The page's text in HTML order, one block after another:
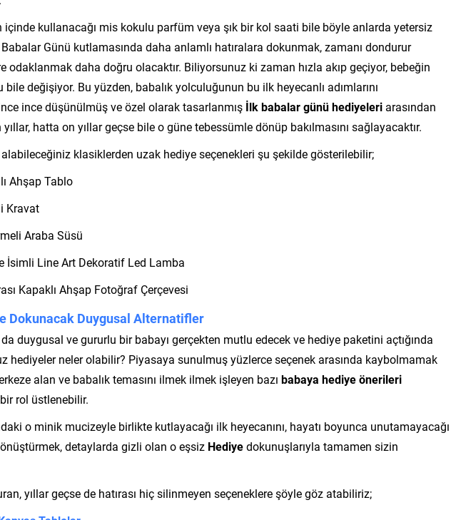
kullanacağı mis kokulu parfüm veya şık bir kol saati bile böyle anlarda yetersiz
Günü kutlamasında daha anlamlı hatıralara dokunmak, zamanı dondurur
odaklanmak daha doğru olacaktır. Biliyorsunuz ki zaman hızla akıp geçiyor, bebeğin
değişiyor. Bu yüzden, babalık yolculuğunun bu ilk heyecanlı adımlarını
ince düşünülmüş ve özel olarak tasarlanmış İlk babalar günü hediyeleri arasından
hatta on yıllar geçse bile o güne tebessümle dönüp bakılmasını sağlayacaktır.
klasiklerden uzak hediye seçenekleri şu şekilde gösterilebilir;
Ahşap Tablo
Kravat
Araba Süsü
İsimli Line Art Dekoratif Led Lamba
Kapaklı Ahşap Fotoğraf Çerçevesi
Dokunacak Duygusal Alternatifler
duygusal ve gururlu bir babayı gerçekten mutlu edecek ve hediye paketini açtığında
hediyeler neler olabilir? Piyasaya sunulmuş yüzlerce seçenek arasında kaybolmamak
alan ve babalık temasını ilmek ilmek işleyen bazı babaya hediye önerileri
rol üstlenebilir.
o minik mucizeyle birlikte kutlayacağı ilk heyecanını, hayatı boyunca unutamayacağı
detaylarda gizli olan o eşsiz Hediyedokunuşlarıyla tamamen sizin
yıllar geçse de hatırası hiç silinmeyen seçeneklere şöyle göz atabiliriz;